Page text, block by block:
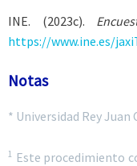
INE. (2023c).
https://www.ine.es/
Notas
* Universidad Rey Juan
1 Este procedimiento